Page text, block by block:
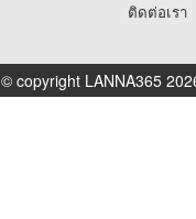
ติดต่อเรา
© copyright LANNA365